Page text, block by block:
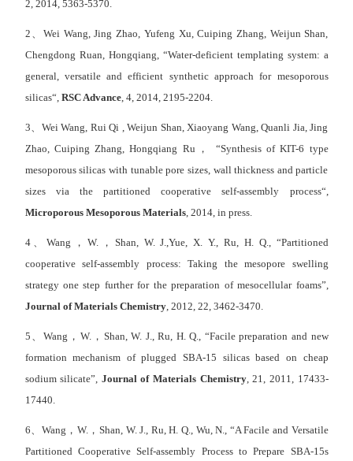
2, 2014, 5363-5370.
2、Wei Wang, Jing Zhao, Yufeng Xu, Cuiping Zhang, Weijun Shan,
Chengdong Ruan, Hongqiang, “Water-deficient templating system: a
general, versatile and efficient synthetic approach for mesoporous
silicas“, RSC Advance, 4, 2014, 2195-2204.
3、Wei Wang, Rui Qi , Weijun Shan, Xiaoyang Wang, Quanli Jia, Jing
Zhao, Cuiping Zhang, Hongqiang Ru， “Synthesis of KIT-6 type
mesoporous silicas with tunable pore sizes, wall thickness and particle
sizes via the partitioned cooperative self-assembly process“,
Microporous Mesoporous Materials, 2014, in press.
4、Wang，W.，Shan, W. J.,Yue, X. Y., Ru, H. Q., “Partitioned
cooperative self-assembly process: Taking the mesopore swelling
strategy one step further for the preparation of mesocellular foams”,
Journal of Materials Chemistry, 2012, 22, 3462-3470.
5、Wang，W.，Shan, W. J., Ru, H. Q., “Facile preparation and new
formation mechanism of plugged SBA-15 silicas based on cheap
sodium silicate”, Journal of Materials Chemistry, 21, 2011, 17433-
17440.
6、Wang，W.，Shan, W. J., Ru, H. Q., Wu, N., “A Facile and Versatile
Partitioned Cooperative Self-assembly Process to Prepare SBA-15s